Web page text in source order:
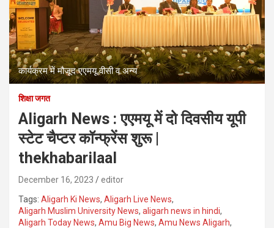
कार्यक्रम में मौजूद एएमयू वीसी व अन्य
शिक्षा जगत
Aligarh News : एएमयू में दो दिवसीय यूपी
स्टेट चैप्टर कॉन्फ्रेंस शुरू |
thekhabarilaal
December 16, 2023
editor
Tags: Aligarh Ki News, Aligarh Live News,
Aligarh Muslim University News, aligarh news in hindi,
Aligarh Today News, Amu Big News, Amu News Aligarh,